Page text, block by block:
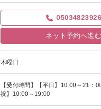
05034823926
ネット予約へ進む
木曜日
【受付時間】【平日】10:00～21：
祝】10:00～19:00